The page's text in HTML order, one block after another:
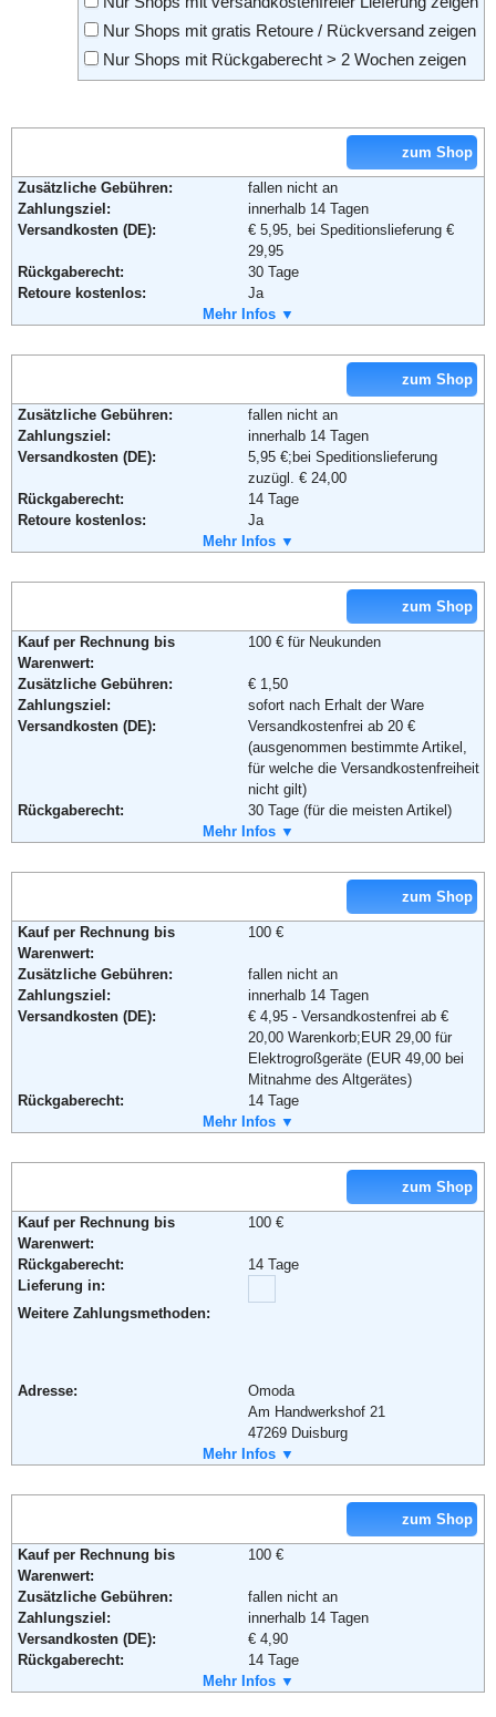
Nur Shops mit gratis Retoure / Rückversand zeigen
Nur Shops mit Rückgaberecht > 2 Wochen zeigen
zum Shop
Zusätzliche Gebühren:
fallen nicht an
Zahlungsziel:
innerhalb 14 Tagen
Versandkosten (DE):
€ 5,95, bei Speditionslieferung €
29,95
Rückgaberecht:
30 Tage
Retoure kostenlos:
Ja
im Paket enthalten
Adresse:
Otto GmbH & Co KG
Wandsbeker Straße 3-7
22172 Hamburg
Telefon:
+49 (0)40 - 6461 - 0
Fax:
+49 (0)40 - 6461 - 8571
service@otto.de
Weiterführende Informationen: Blog, AGB
Mehr Infos ▼
zum Shop
Zusätzliche Gebühren:
fallen nicht an
Zahlungsziel:
innerhalb 14 Tagen
Versandkosten (DE):
5,95 €;bei Speditionslieferung
zuzügl. € 24,00
Rückgaberecht:
14 Tage
Retoure kostenlos:
Ja
im Paket enthalten
Adresse:
Bahnhofstraße 10
96222 Burgkunstadt
Telefon:
+49 (0)180-530 50 50
+49 (0)9572-91 22 55
service@baur.de
Mehr Infos ▼
zum Shop
Kauf per Rechnung bis
Warenwert:
100 € für Neukunden
Zusätzliche Gebühren:
€ 1,50
Zahlungsziel:
sofort nach Erhalt der Ware
Versandkosten (DE):
Versandkostenfrei ab 20 €
(ausgenommen bestimmte Artikel,
für welche die Versandkostenfreiheit
nicht gilt)
Rückgaberecht:
30 Tage (für die meisten Artikel)
Ja, ab einem Warenwert von 40 €.
Lieferung in:
Adresse:
Amazon EU S.a.r.l.
Rue Plaetis
2338 Luxemburg
+49 (0)8 00-3 63 84 6
impressum@amazon.de
Mehr Infos ▼
zum Shop
Kauf per Rechnung bis
Warenwert:
100 €
Zusätzliche Gebühren:
fallen nicht an
Zahlungsziel:
innerhalb 14 Tagen
Versandkosten (DE):
€ 4,95 - Versandkostenfrei ab €
20,00 Warenkorb;EUR 29,00 für
Elektrogroßgeräte (EUR 49,00 bei
Mitnahme des Altgerätes)
Rückgaberecht:
14 Tage
Ja
Lieferung in:
Adresse:
KARSTADT Warenhaus GmbH
Fax:
+49 (0) 180 - 5446610
hotline@karstadt.de
Mehr Infos ▼
zum Shop
Kauf per Rechnung bis
Warenwert:
100 €
Rückgaberecht:
14 Tage
Lieferung in:
Weitere Zahlungsmethoden:
Adresse:
Omoda
Am Handwerkshof 21
47269 Duisburg
+49 (0) 203 - 4518295
Email:
info@omoda.de
Weiterführende Informationen:
Mehr Infos ▼
zum Shop
Kauf per Rechnung bis
Warenwert:
100 €
Zusätzliche Gebühren:
fallen nicht an
Zahlungsziel:
innerhalb 14 Tagen
Versandkosten (DE):
€ 4,90
Rückgaberecht:
14 Tage
Nein
Mehr Infos ▼